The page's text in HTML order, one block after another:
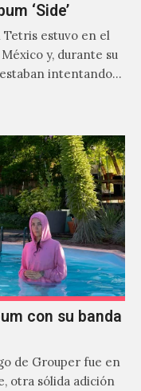
‘Side’
Tetris estuvo en el
y, durante su
intentando…
con su banda
de Grouper fue en
otra sólida adición